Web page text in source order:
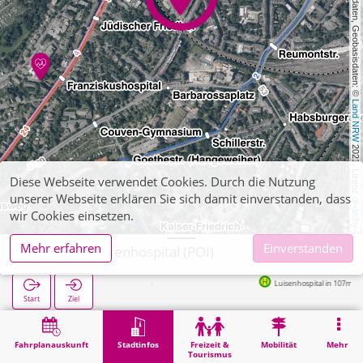
, Kartendaten, Geobasisdaten: ©
Land NRW
2021, Lizenz
dl-de/by-2-0
Fahrplanauskunft Stadtinfos
Freizeit &
Tourismus
Mobilität Mehr
Aachen, Luisenhospital (POI)
Start Ziel
Luisenhospital in 107m
Stadtinfos Aachen, Luisenhospital (POI)
Diese Webseite verwendet Cookies. Durch die Nutzung
unserer Webseite erklären Sie sich damit einverstanden, dass
wir Cookies einsetzen.
Mehr erfahren
Einverstanden